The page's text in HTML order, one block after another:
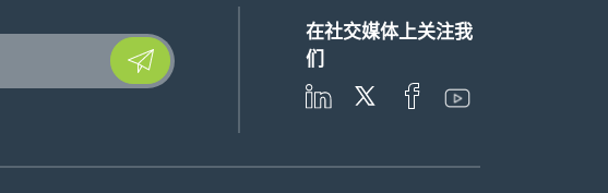
Please leave this field empty.
在社交媒体上关注我
们